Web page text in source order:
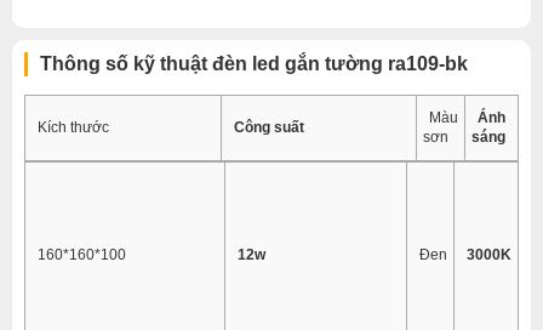
Thông số kỹ thuật đèn led gắn tường ra109-bk
Kích thước Công suất
Màu
sơn
Ánh
sáng
160*160*100 12w Đen 3000K